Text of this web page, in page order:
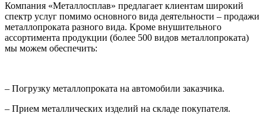
Компания «Металлосплав» предлагает клиентам широкий
спектр услуг помимо основного вида деятельности – продажи
металлопроката разного вида. Кроме внушительного
ассортимента продукции (более 500 видов металлопроката)
мы можем обеспечить:
– Погрузку металлопроката на автомобили заказчика.
– Прием металлических изделий на складе покупателя.